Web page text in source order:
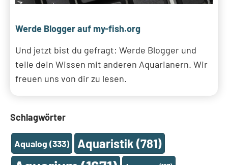
Werde Blogger auf my-fish.org
Und jetzt bist du gefragt: Werde Blogger und
teile dein Wissen mit anderen Aquarianern. Wir
freuen uns von dir zu lesen.
Schlagwörter
Aqualog (333) Aquaristik (781)